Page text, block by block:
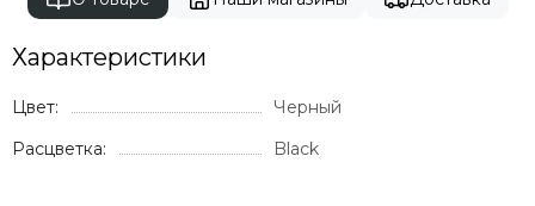
Характеристики
Цвет:
Черный
Расцветка:
Black